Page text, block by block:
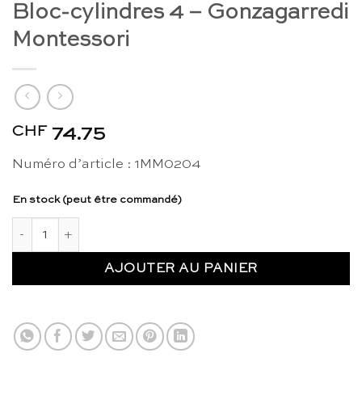
Bloc-cylindres 4 – Gonzagarredi
Montessori
CHF 74.75
Numéro d’article : 1MM0204
En stock (peut être commandé)
AJOUTER AU PANIER